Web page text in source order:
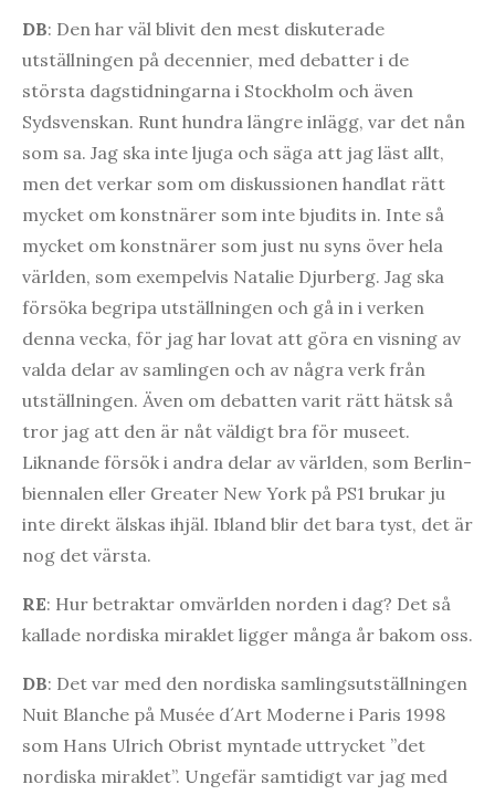
DB: Den har väl blivit den mest diskuterade
utställningen på decennier, med debatter i de
största dagstidningarna i Stockholm och även
Sydsvenskan. Runt hundra längre inlägg, var det nån
som sa. Jag ska inte ljuga och säga att jag läst allt,
men det verkar som om diskussionen handlat rätt
mycket om konstnärer som inte bjudits in. Inte så
mycket om konstnärer som just nu syns över hela
världen, som exempelvis Natalie Djurberg. Jag ska
försöka begripa utställningen och gå in i verken
denna vecka, för jag har lovat att göra en visning av
valda delar av samlingen och av några verk från
utställningen. Även om debatten varit rätt hätsk så
tror jag att den är nåt väldigt bra för museet.
Liknande försök i andra delar av världen, som Berlin-
biennalen eller Greater New York på PS1 brukar ju
inte direkt älskas ihjäl. Ibland blir det bara tyst, det är
nog det värsta.
RE: Hur betraktar omvärlden norden i dag? Det så
kallade nordiska miraklet ligger många år bakom oss.
DB: Det var med den nordiska samlingsutställningen
Nuit Blanche på Musée d´Art Moderne i Paris 1998
som Hans Ulrich Obrist myntade uttrycket ”det
nordiska miraklet”. Ungefär samtidigt var jag med